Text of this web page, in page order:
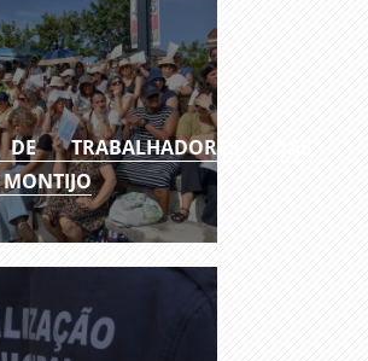
TRABALHADORES DAS
MONTIJO